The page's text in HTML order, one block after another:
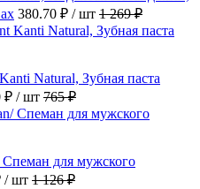
380.70 ₽ / шт 1 269 ₽
Natural, Зубная паста
₽ / шт 765 ₽
Спеман для мужского
/ шт 1 126 ₽